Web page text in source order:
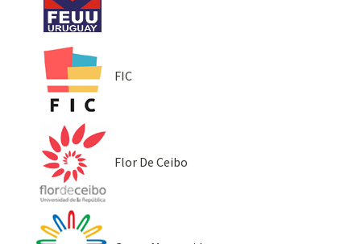
FIC
Flor De Ceibo